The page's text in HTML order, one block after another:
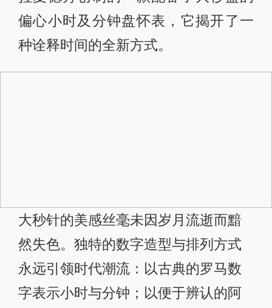
偏心小时及分钟盘怀表，它揭开了一
种诠释时间的全新方式。
大秒针的美感丝毫未因岁月流逝而黯
然失色。独特的数字造型与排列方式
永远引领时代潮流：以古典的罗马数
字表示小时与分钟；以便于辨认的阿